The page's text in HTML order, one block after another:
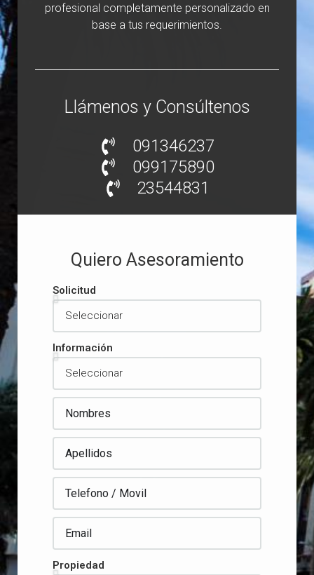
profesional completamente personalizado en
base a tus requerimientos.
Llámenos y Consúltenos
091346237
099175890
23544831
Quiero Asesoramiento
Solicitud
Información
Propiedad